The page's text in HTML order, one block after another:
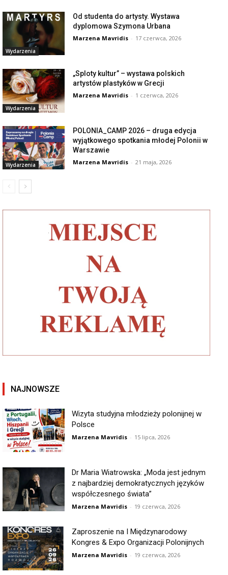
Wydarzenia
Od studenta do artysty. Wystawa
dyplomowa Szymona Urbana
Marzena Mavridis - 17 czerwca, 2026
Wydarzenia
„Sploty kultur” – wystawa polskich
artystów plastyków w Grecji
Marzena Mavridis - 1 czerwca, 2026
Wydarzenia
POLONIA_CAMP 2026 – druga edycja
wyjątkowego spotkania młodej Polonii w
Warszawie
Marzena Mavridis - 21 maja, 2026
NAJNOWSZE
Wizyta studyjna młodzieży polonijnej w
Polsce
Marzena Mavridis - 15 lipca, 2026
Dr Maria Wiatrowska: „Moda jest jednym
z najbardziej demokratycznych języków
współczesnego świata”
Marzena Mavridis - 19 czerwca, 2026
Zaproszenie na I Międzynarodowy
Kongres & Expo Organizacji Polonijnych
Marzena Mavridis - 19 czerwca, 2026